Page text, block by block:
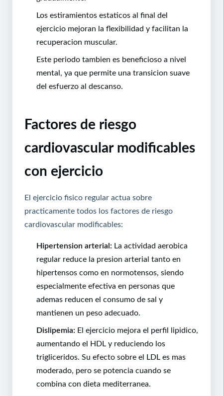
Los estiramientos estaticos al final del
ejercicio mejoran la flexibilidad y facilitan la
recuperacion muscular.
Este periodo tambien es beneficioso a nivel
mental, ya que permite una transicion suave
del esfuerzo al descanso.
Factores de riesgo
cardiovascular modificables
con ejercicio
El ejercicio fisico regular actua sobre
practicamente todos los factores de riesgo
cardiovascular modificables:
Hipertension arterial: La actividad aerobica
regular reduce la presion arterial tanto en
hipertensos como en normotensos, siendo
especialmente efectiva en personas que
ademas reducen el consumo de sal y
mantienen un peso adecuado.
Dislipemia: El ejercicio mejora el perfil lipidico,
aumentando el HDL y reduciendo los
trigliceridos. Su efecto sobre el LDL es mas
moderado, pero se potencia cuando se
combina con dieta mediterranea.